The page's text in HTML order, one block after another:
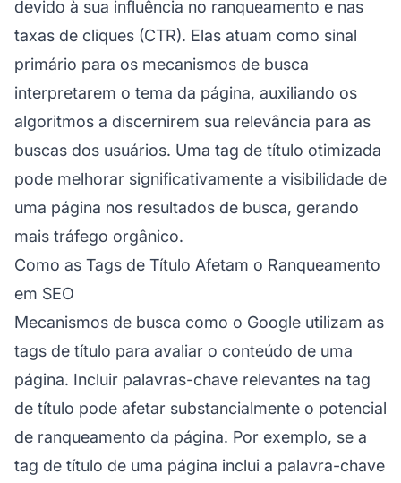
devido à sua influência no ranqueamento e nas
taxas de cliques (CTR). Elas atuam como sinal
primário para os mecanismos de busca
interpretarem o tema da página, auxiliando os
algoritmos a discernirem sua relevância para as
buscas dos usuários. Uma tag de título otimizada
pode melhorar significativamente a visibilidade de
uma página nos resultados de busca, gerando
mais tráfego orgânico.
Como as Tags de Título Afetam o Ranqueamento
em SEO
Mecanismos de busca como o Google utilizam as
tags de título para avaliar o conteúdo de uma
página. Incluir palavras-chave relevantes na tag
de título pode afetar substancialmente o potencial
de ranqueamento da página. Por exemplo, se a
tag de título de uma página inclui a palavra-chave